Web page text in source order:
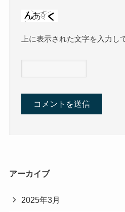
上に表示された文字を入力し
アーカイブ
2025年3月